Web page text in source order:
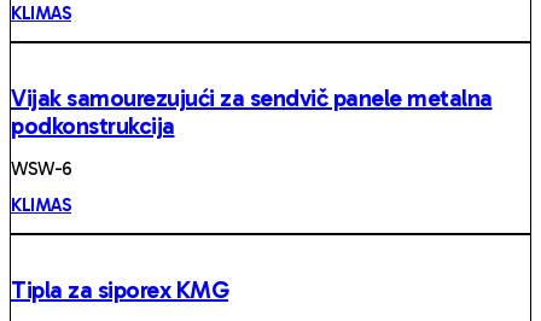
KLIMAS
Vijak samourezujući za sendvič panele metalna
podkonstrukcija
WSW-6
KLIMAS
Tipla za siporex KMG